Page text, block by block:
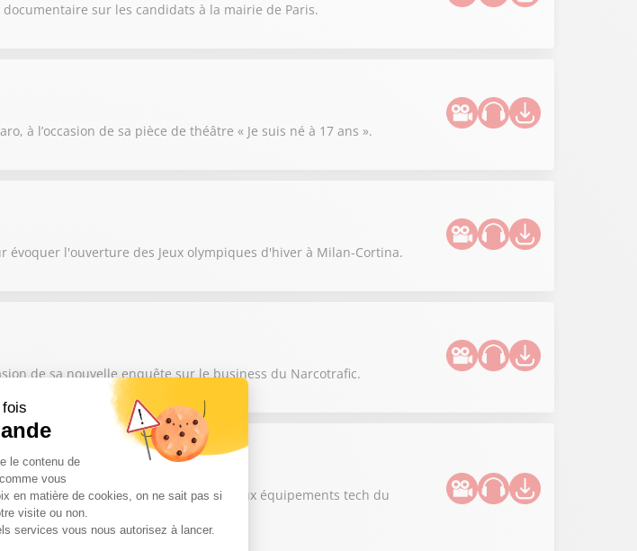
sur les candidats à la mairie de Paris.
à l’occasion de sa pièce de théâtre « Je suis né à 17 ans ».
l'ouverture des Jeux olympiques d'hiver à Milan-Cortina.
de sa nouvelle enquête sur le business du Narcotrafic.
Cléré
en 2026 ? Puis quels sont les nouveaux équipements tech du